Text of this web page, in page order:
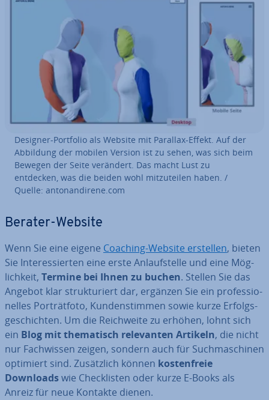
Designer-Portfolio als Website mit Parallax-Effekt. Auf der
Abbildung der mobilen Version ist zu sehen, was sich beim
Bewegen der Seite verändert. Das macht Lust zu
entdecken, was die beiden wohl mit­zu­tei­len haben. /
Quelle: an­ton­and­ire­ne.com
Berater-Website
Wenn Sie eine eigene Coaching-Website erstellen, bieten
Sie In­ter­es­sier­ten eine erste An­lauf­stel­le und eine Mög­
lich­keit, Termine bei Ihnen zu buchen. Stellen Sie das
Angebot klar struk­tu­riert dar, ergänzen Sie ein pro­fes­sio­
nel­les Por­trät­fo­to, Kun­den­stim­men sowie kurze Er­folgs­
ge­schich­ten. Um die Reich­wei­te zu erhöhen, lohnt sich
ein Blog mit the­ma­tisch re­le­van­ten Artikeln, die nicht
nur Fach­wis­sen zeigen, sondern auch für Such­ma­schi­nen
optimiert sind. Zu­sätz­lich können kos­ten­freie
Downloadswie Check­lis­ten oder kurze E-Books als
Anreiz für neue Kontakte dienen.